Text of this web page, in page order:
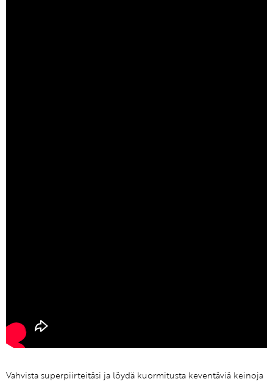
Vahvista superpiirteitäsi ja löydä kuormitusta keventäviä keinoja